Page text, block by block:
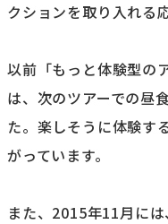
クションを取り入れる
以前「もっと体験型の
は、次のツアーでの昼
た。楽しそうに体験す
がっています。
また、2015年11月に